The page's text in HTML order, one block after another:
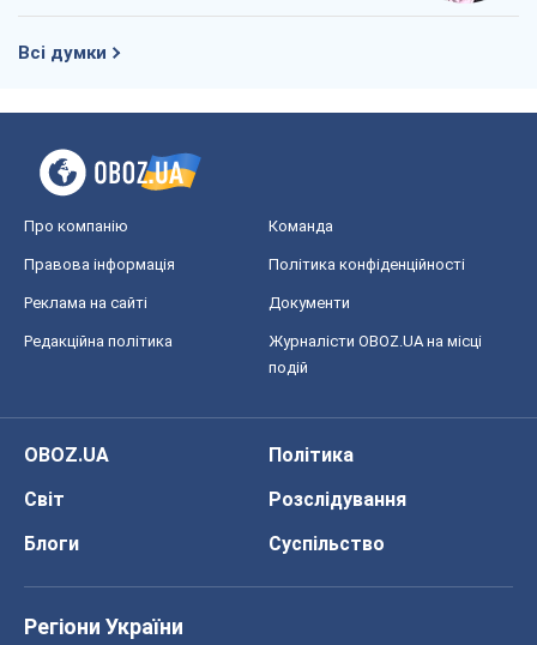
Всі думки
Про компанію Команда
Правова інформація Політика конфіденційності
Реклама на сайті Документи
Редакційна політика
Журналісти OBOZ.UA на місці
подій
OBOZ.UA
Політика
Світ
Розслідування
Блоги
Суспільство
Регіони України